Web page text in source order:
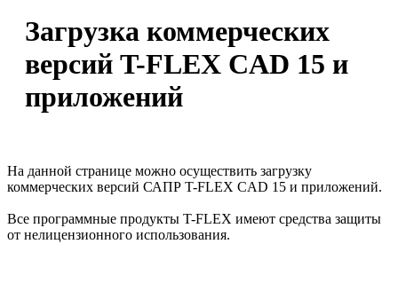
Загрузка коммерческих
версий T-FLEX CAD 15 и
приложений
На данной странице можно осуществить загрузку
коммерческих версий САПР T-FLEX CAD 15 и приложений.
Все программные продукты T-FLEX имеют средства защиты
от нелицензионного использования.